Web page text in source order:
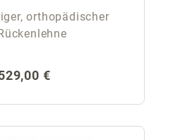
orthopädischer
Preis:
€